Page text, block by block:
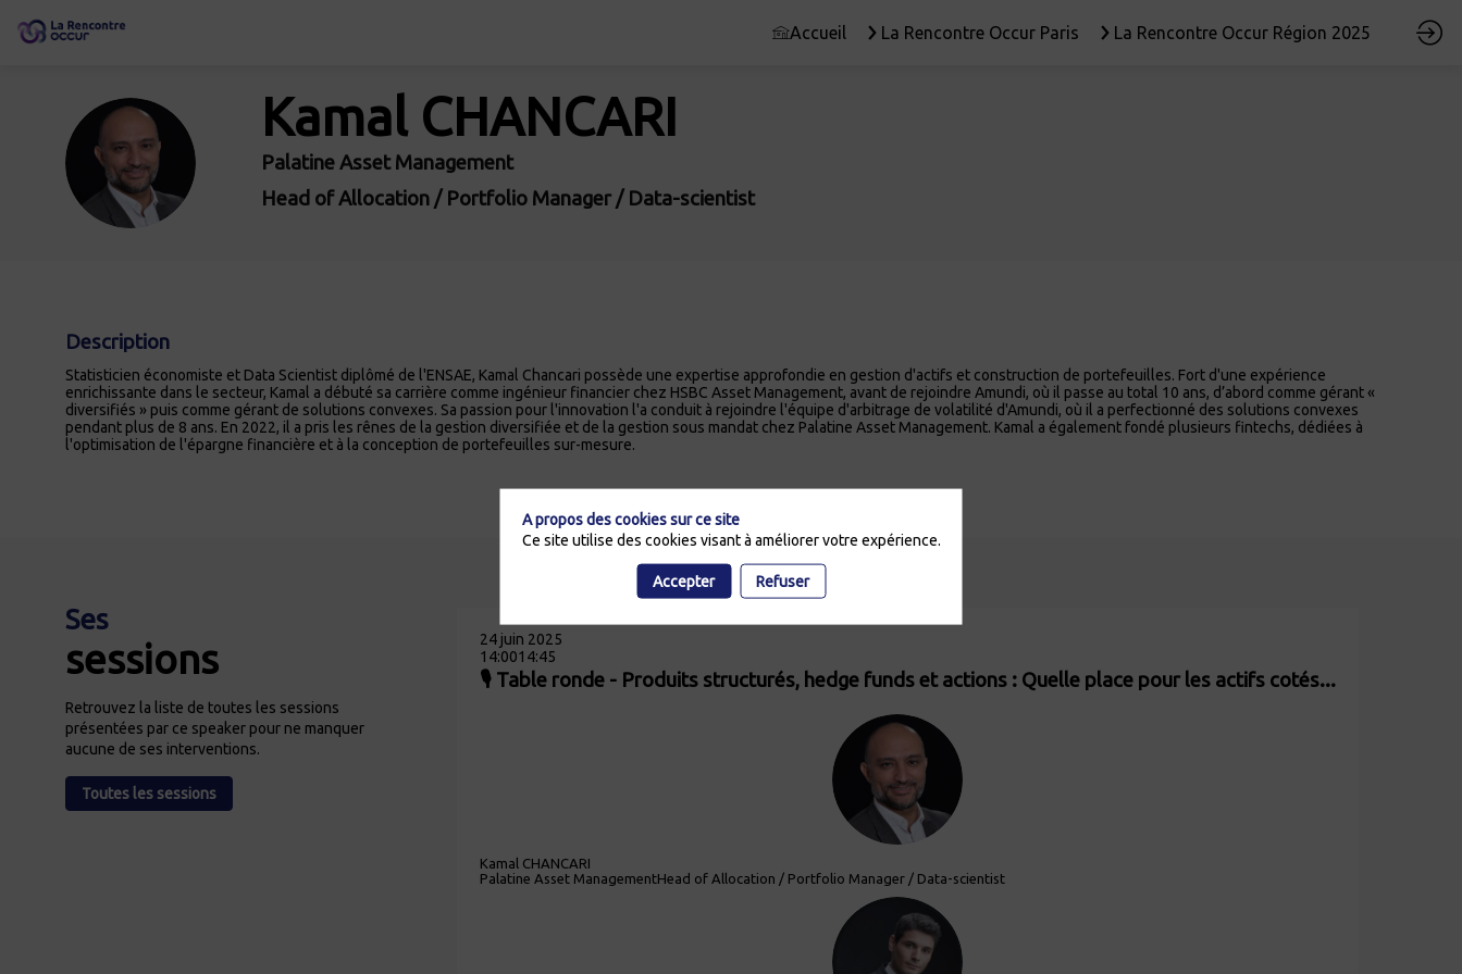
Accueil La Rencontre Occur Paris La Rencontre Occur Région 2025
KC
Kamal CHANCARI
Palatine Asset Management
Head of Allocation / Portfolio Manager / Data-scientist
Description
Statisticien économiste et Data Scientist diplômé de l'ENSAE, Kamal Chancari possède une expertise approfondie en gestion d'actifs et construction de portefeuilles. Fort d'une expérience
enrichissante dans le secteur, Kamal a débuté sa carrière comme ingénieur financier chez HSBC Asset Management, avant de rejoindre Amundi, où il passe au total 10 ans, d’abord comme gérant «
diversifiés » puis comme gérant de solutions convexes. Sa passion pour l'innovation l'a conduit à rejoindre l'équipe d'arbitrage de volatilité d'Amundi, où il a perfectionné des solutions convexes
pendant plus de 8 ans. En 2022, il a pris les rênes de la gestion diversifiée et de la gestion sous mandat chez Palatine Asset Management. Kamal a également fondé plusieurs fintechs, dédiées à
l'optimisation de l'épargne financière et à la conception de portefeuilles sur-mesure.
Ses
sessions
Retrouvez la liste de toutes les sessions
présentées par ce speaker pour ne manquer
aucune de ses interventions.
Toutes les sessions
24 juin 2025
14:0014:45
🎙️ Table ronde - Produits structurés, hedge funds et actions : Quelle place pour les actifs cotés...
KC
Kamal CHANCARI
Palatine Asset ManagementHead of Allocation / Portfolio Manager / Data-scientist
QH
A propos des cookies sur ce site
Ce site utilise des cookies visant à améliorer votre expérience.
Accepter Refuser